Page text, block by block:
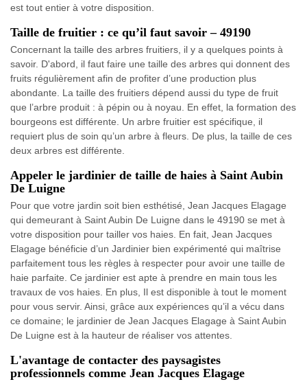
est tout entier à votre disposition.
Taille de fruitier : ce qu’il faut savoir – 49190
Concernant la taille des arbres fruitiers, il y a quelques points à
savoir. D'abord, il faut faire une taille des arbres qui donnent des
fruits régulièrement afin de profiter d’une production plus
abondante. La taille des fruitiers dépend aussi du type de fruit
que l’arbre produit : à pépin ou à noyau. En effet, la formation des
bourgeons est différente. Un arbre fruitier est spécifique, il
requiert plus de soin qu’un arbre à fleurs. De plus, la taille de ces
deux arbres est différente.
Appeler le jardinier de taille de haies à Saint Aubin
De Luigne
Pour que votre jardin soit bien esthétisé, Jean Jacques Elagage
qui demeurant à Saint Aubin De Luigne dans le 49190 se met à
votre disposition pour tailler vos haies. En fait, Jean Jacques
Elagage bénéficie d’un Jardinier bien expérimenté qui maîtrise
parfaitement tous les règles à respecter pour avoir une taille de
haie parfaite. Ce jardinier est apte à prendre en main tous les
travaux de vos haies. En plus, Il est disponible à tout le moment
pour vous servir. Ainsi, grâce aux expériences qu’il a vécu dans
ce domaine; le jardinier de Jean Jacques Elagage à Saint Aubin
De Luigne est à la hauteur de réaliser vos attentes.
L'avantage de contacter des paysagistes
professionnels comme Jean Jacques Elagage